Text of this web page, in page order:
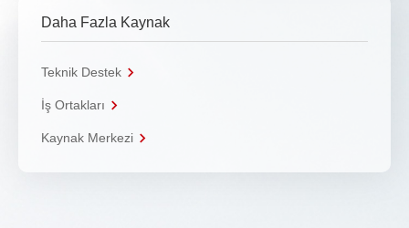
Daha Fazla Kaynak
Teknik Destek
İş Ortakları
Kaynak Merkezi